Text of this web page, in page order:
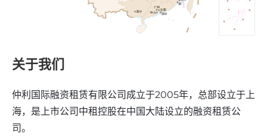
关于我们
仲利国际融资租赁有限公司成立于2005年，总部设立于上
海，是上市公司中租控股在中国大陆设立的融资租赁公
司。